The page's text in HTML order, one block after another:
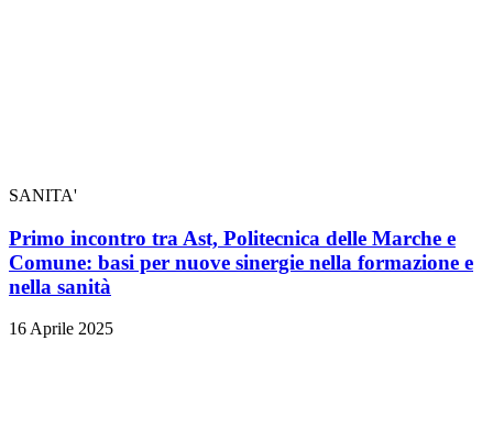
SANITA'
Primo incontro tra Ast, Politecnica delle Marche e
Comune: basi per nuove sinergie nella formazione e
nella sanità
16 Aprile 2025